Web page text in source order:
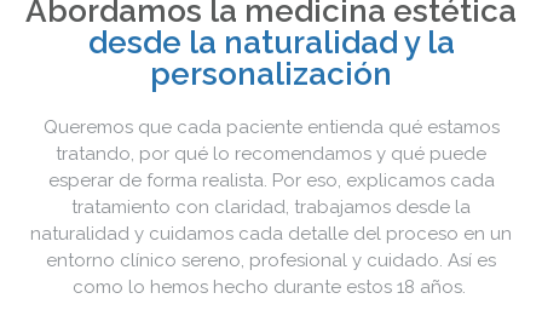
Abordamos la medicina estética
desde la naturalidad y la
personalización
Queremos que cada paciente entienda qué estamos
tratando, por qué lo recomendamos y qué puede
esperar de forma realista. Por eso, explicamos cada
tratamiento con claridad, trabajamos desde la
naturalidad y cuidamos cada detalle del proceso en un
entorno clínico sereno, profesional y cuidado. Así es
como lo hemos hecho durante estos 18 años.